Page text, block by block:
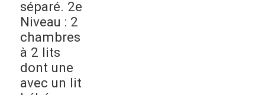
séparé. 2e
Niveau : 2
chambres
à 2 lits
dont une
avec un lit